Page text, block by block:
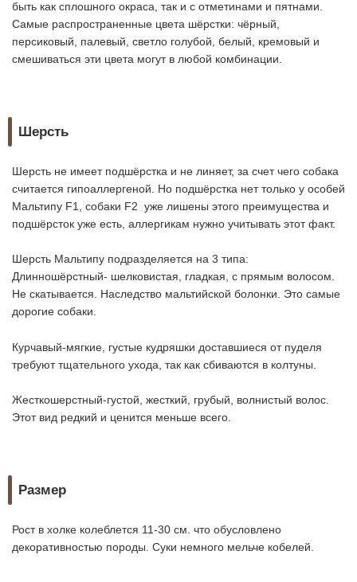
быть как сплошного окраса, так и с отметинами и пятнами.
Самые распространенные цвета шёрстки: чёрный,
персиковый, палевый, светло голубой, белый, кремовый и
смешиваться эти цвета могут в любой комбинации.
Шерсть
Шерсть не имеет подшёрстка и не линяет, за счет чего собака
считается гипоаллергеной. Но подшёрстка нет только у особей
Мальтипу F1, собаки F2 уже лишены этого преимущества и
подшёрсток уже есть, аллергикам нужно учитывать этот факт.
Шерсть Мальтипу подразделяется на 3 типа:
Длинношёрстный- шелковистая, гладкая, с прямым волосом.
Не скатывается. Наследство мальтийской болонки. Это самые
дорогие собаки.
Курчавый-мягкие, густые кудряшки доставшиеся от пуделя
требуют тщательного ухода, так как сбиваются в колтуны.
Жесткошерстный-густой, жесткий, грубый, волнистый волос.
Этот вид редкий и ценится меньше всего.
Размер
Рост в холке колеблется 11-30 см. что обусловлено
декоративностью породы. Суки немного мельче кобелей.